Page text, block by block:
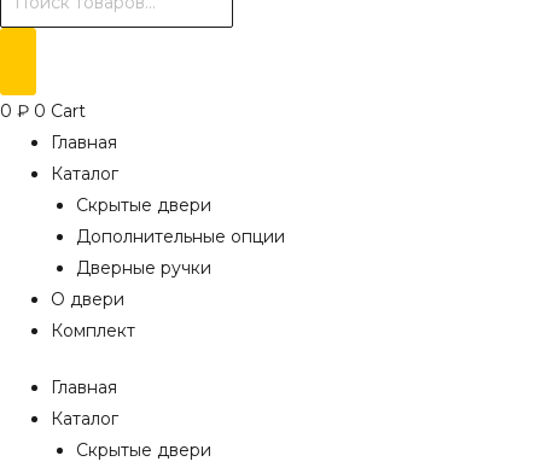
товаров
0 ₽ 0 Cart
Главная
Каталог
Скрытые двери
Дополнительные опции
Дверные ручки
О двери
Комплект
Главная
Каталог
Скрытые двери